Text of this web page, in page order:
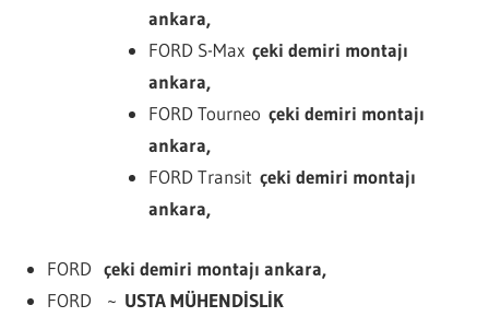
ankara,
FORD S-Max çeki demiri montajı
ankara,
FORD Tourneo çeki demiri montajı
ankara,
FORD Transit çeki demiri montajı
ankara,
FORDçeki demiri montajı ankara,
FORD ~ USTA MÜHENDİSLİK